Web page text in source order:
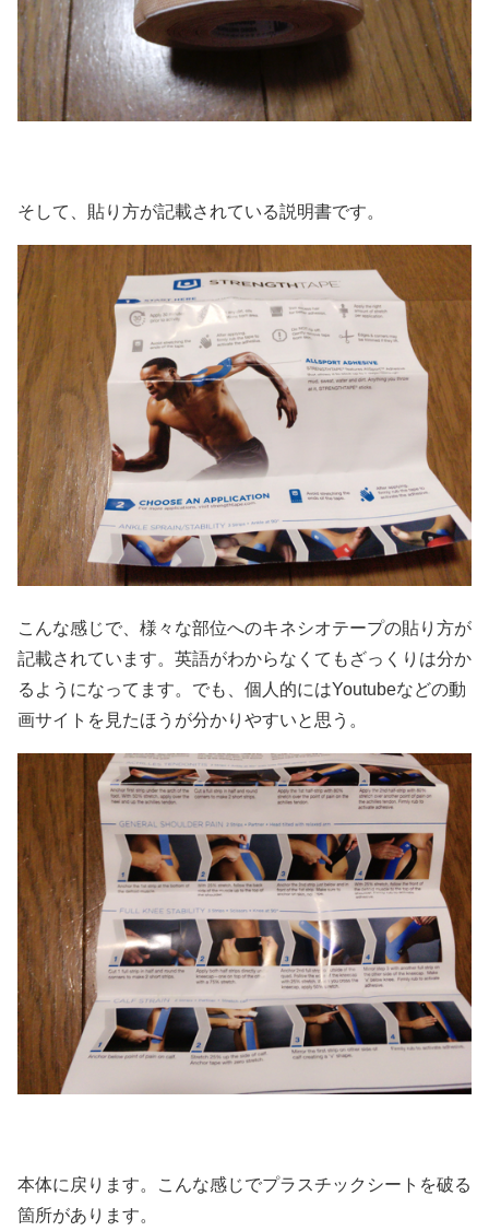
そして、貼り方が記載されている説明書です。
こんな感じで、様々な部位へのキネシオテープの貼り方が
記載されています。英語がわからなくてもざっくりは分か
るようになってます。でも、個人的にはYoutubeなどの動
画サイトを見たほうが分かりやすいと思う。
本体に戻ります。こんな感じでプラスチックシートを破る
箇所があります。